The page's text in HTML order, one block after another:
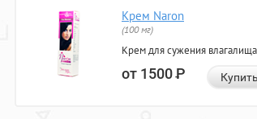
Крем Naron
(100 мг)
Крем для сужения влагалища
от 1500Р Купить